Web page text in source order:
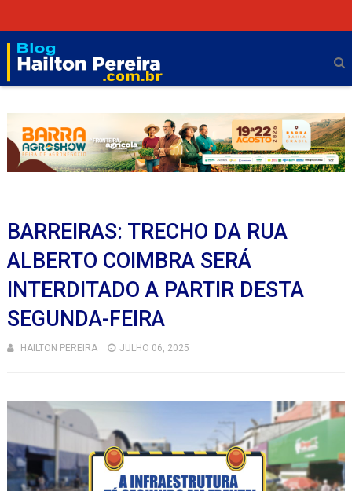
BARREIRAS: TRECHO DA RUA
ALBERTO COIMBRA SERÁ
INTERDITADO A PARTIR DESTA
SEGUNDA-FEIRA
HAILTON PEREIRA JULHO 06, 2025